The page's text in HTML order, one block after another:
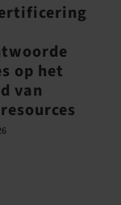
op het
van